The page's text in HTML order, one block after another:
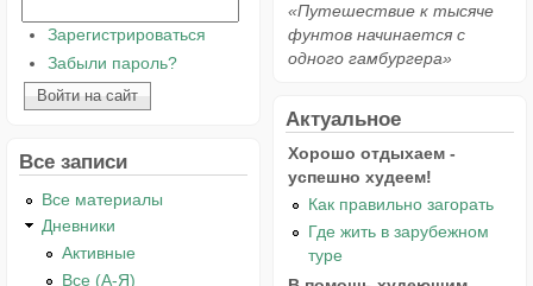
Зарегистрироваться
Забыли пароль?
Все записи
Все материалы
Дневники
Активные
Все (А-Я)
«Путешествие к тысяче
фунтов начинается с
одного гамбургера»
Актуальное
Хорошо отдыхаем -
успешно худеем!
Как правильно загорать
Где жить в зарубежном
туре